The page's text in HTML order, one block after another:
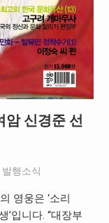
암 신경준 선
발행소식
영웅은 ‘소리
’입니다. “대장부